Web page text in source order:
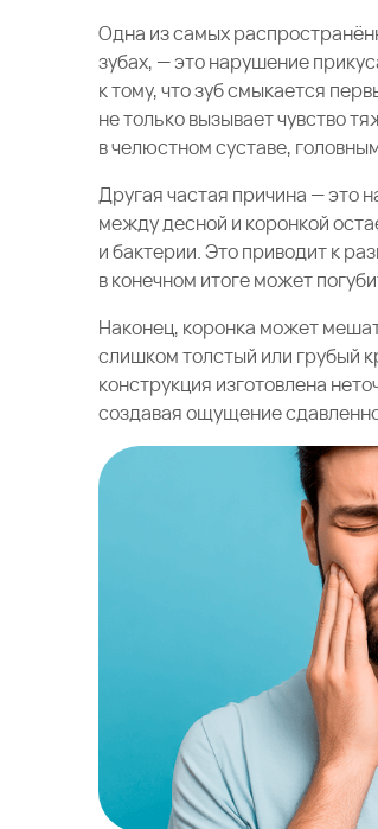
Одна из самых
зубах, — это нарушение
к тому, что зуб смыкается
не только вызывает чувство
в челюстном суставе,
Другая частая причина — это
между десной и коронкой
и бактерии. Это приводит к
в конечном итоге может
Наконец, коронка может
слишком толстый или грубый
конструкция изготовлена
создавая ощущение